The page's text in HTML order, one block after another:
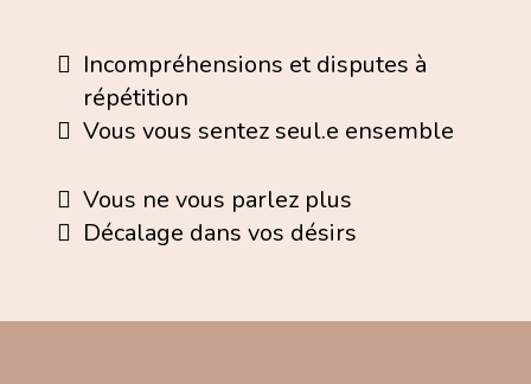
Incompréhensions et disputes à
répétition
Vous vous sentez seul.e ensemble
Vous ne vous parlez plus
Décalage dans vos désirs